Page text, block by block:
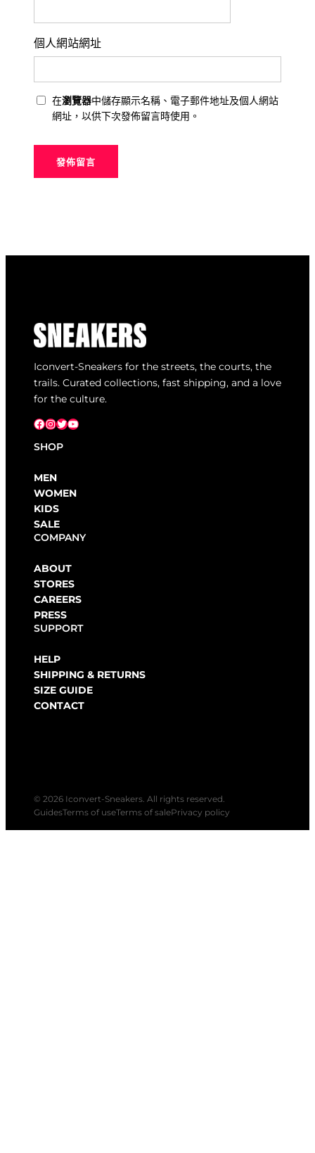
個人網站網址
在瀏覽器中儲存顯示名稱、電子郵件地址及個人網站
網址，以供下次發佈留言時使用。
Iconvert-Sneakers for the streets, the courts, the
trails. Curated collections, fast shipping, and a love
for the culture.
Facebook InstagramX YouTube
SHOP
MEN
WOMEN
KIDS
SALE
COMPANY
ABOUT
STORES
CAREERS
PRESS
SUPPORT
HELP
SHIPPING & RETURNS
SIZE GUIDE
CONTACT
© 2026 Iconvert-Sneakers. All rights reserved.
GuidesTerms of useTerms of salePrivacy policy